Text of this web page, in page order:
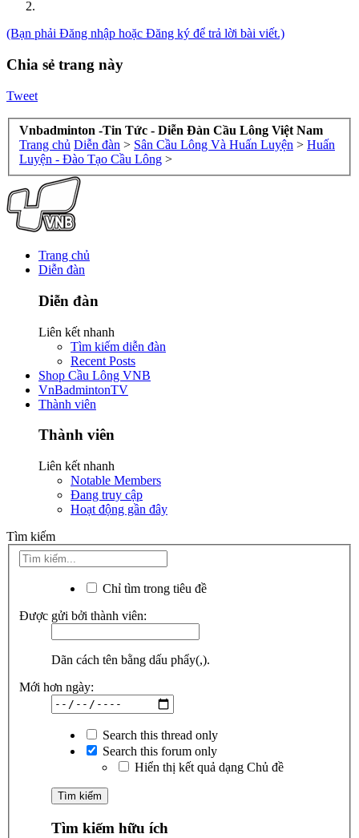
(Bạn phải Đăng nhập hoặc Đăng ký để trả lời bài viết.)
Chia sẻ trang này
Tweet
Vnbadminton -Tin Tức - Diễn Đàn Cầu Lông Việt Nam
Trang chủ Diễn đàn > Sân Cầu Lông Và Huấn Luyện > Huấn
Luyện - Đào Tạo Cầu Lông >
Trang chủ
Diễn đàn
Diễn đàn
Liên kết nhanh
Tìm kiếm diễn đàn
Recent Posts
Shop Cầu Lông VNB
VnBadmintonTV
Thành viên
Thành viên
Liên kết nhanh
Notable Members
Đang truy cập
Hoạt động gần đây
Tìm kiếm
Chỉ tìm trong tiêu đề
Được gửi bởi thành viên:
Dãn cách tên bằng dấu phẩy(,).
Mới hơn ngày:
Search this thread only
Search this forum only
Hiển thị kết quả dạng Chủ đề
Tìm kiếm hữu ích